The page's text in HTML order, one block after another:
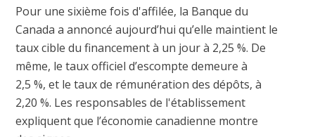
Pour une sixième fois d'affilée, la Banque du
Canada a annoncé aujourd’hui qu’elle maintient le
taux cible du financement à un jour à 2,25 %. De
même, le taux officiel d’escompte demeure à
2,5 %, et le taux de rémunération des dépôts, à
2,20 %. Les responsables de l'établissement
expliquent que l’économie canadienne montre